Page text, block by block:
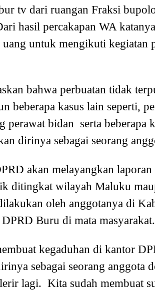
tv dari ruangan Fraksi
hasil percakapan WA
untuk mengikuti kegiatan
bahwa perbuatan tidak
beberapa kasus lain seperti,
perawat bidan serta beberapa
dirinya sebagai seorang
akan melayangkan laporan
ditingkat wilayah Maluku
oleh anggotanya di
Buru di mata masyarakat.
kegaduhan di kantor
sebagai seorang
lagi. Kita sudah membuat